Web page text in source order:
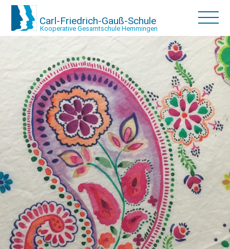
Carl-Friedrich-Gauß-Schule
Kooperative Gesamtschule Hemmingen